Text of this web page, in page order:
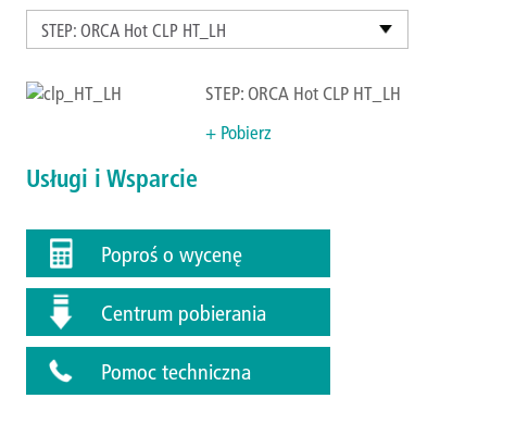
STEP: ORCA Hot CLP HT_LH
STEP: ORCA Hot CLP HT_LH
+ Pobierz
Usługi i Wsparcie
Poproś o wycenę
Centrum pobierania
Pomoc techniczna